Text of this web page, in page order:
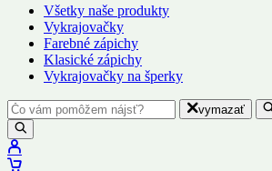
Všetky naše produkty
Vykrajovačky
Farebné zápichy
Klasické zápichy
Vykrajovačky na šperky
vymazať